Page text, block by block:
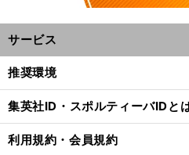
サービス
推奨環境
集英社ID・スポルティーバIDと
利用規約・会員規約